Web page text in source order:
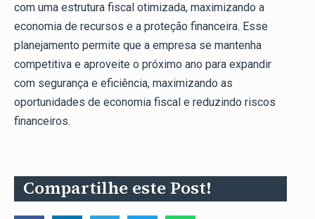
com uma estrutura fiscal otimizada, maximizando a
economia de recursos e a proteção financeira. Esse
planejamento permite que a empresa se mantenha
competitiva e aproveite o próximo ano para expandir
com segurança e eficiência, maximizando as
oportunidades de economia fiscal e reduzindo riscos
financeiros.
Compartilhe este Post!